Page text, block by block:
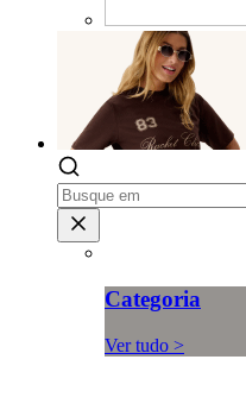
Categoria
Ver tudo >